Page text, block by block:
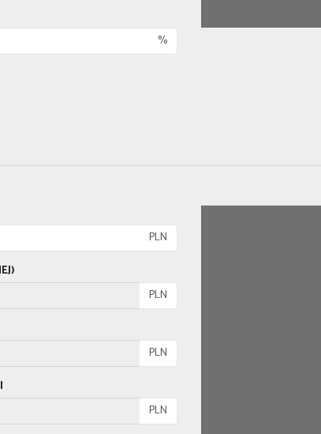
%
PLN
PLN
PLN
PLN